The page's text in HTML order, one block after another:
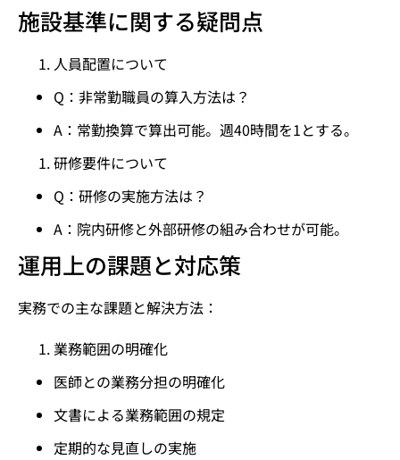
施設基準に関する疑問点
人員配置について
Q：非常勤職員の算入方法は？
A：常勤換算で算出可能。週40時間を1とする。
研修要件について
Q：研修の実施方法は？
A：院内研修と外部研修の組み合わせが可能。
運用上の課題と対応策
実務での主な課題と解決方法：
業務範囲の明確化
医師との業務分担の明確化
文書による業務範囲の規定
定期的な見直しの実施